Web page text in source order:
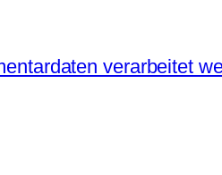
verarbeitet